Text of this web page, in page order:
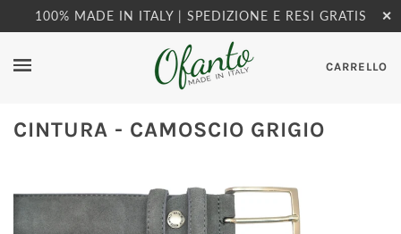
100% MADE IN ITALY | SPEDIZIONE E RESI GRATIS ✕
CARRELLO
CINTURA - CAMOSCIO GRIGIO